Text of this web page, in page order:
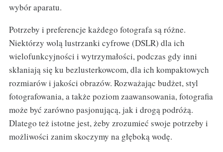
wybór aparatu.
Potrzeby i preferencje każdego fotografa są różne.
Niektórzy wolą lustrzanki cyfrowe (DSLR) dla ich
wielofunkcyjności i wytrzymałości, podczas gdy inni
skłaniają się ku bezlusterkowcom, dla ich kompaktowych
rozmiarów i jakości obrazów. Rozważając budżet, styl
fotografowania, a także poziom zaawansowania, fotografia
może być zarówno pasjonującą, jak i drogą podróżą.
Dlatego też istotne jest, żeby zrozumieć swoje potrzeby i
możliwości zanim skoczymy na głęboką wodę.